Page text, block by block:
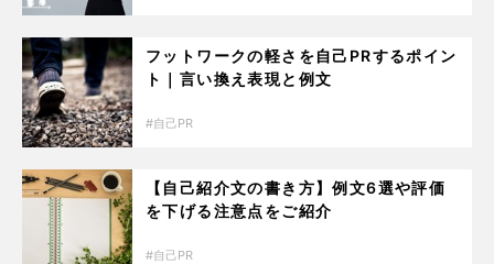
フットワークの軽さを自己PRするポイン
ト｜言い換え表現と例文
自己PR
【自己紹介文の書き方】例文6選や評価
を下げる注意点をご紹介
自己PR